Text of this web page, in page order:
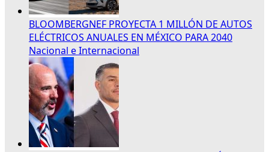
BLOOMBERGNEF PROYECTA 1 MILLÓN DE AUTOS
ELÉCTRICOS ANUALES EN MÉXICO PARA 2040
Nacional e Internacional